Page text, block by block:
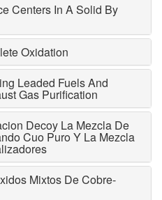
Centers In A Solid By
Oxidation
Leaded Fuels And
Gas Purification
Decoy La Mezcla De
Cuo Puro Y La Mezcla
Mixtos De Cobre-